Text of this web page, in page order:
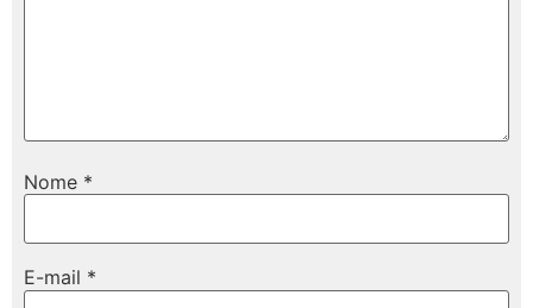
Nome *
E-mail *